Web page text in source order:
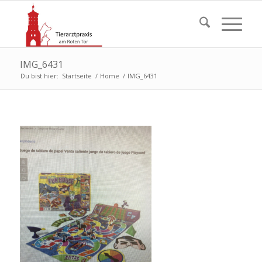
IMG_6431
Du bist hier: Startseite / Home / IMG_6431